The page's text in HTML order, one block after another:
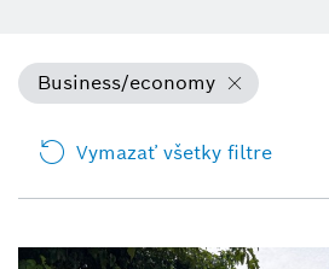
Business/economy
Vymazať všetky filtre